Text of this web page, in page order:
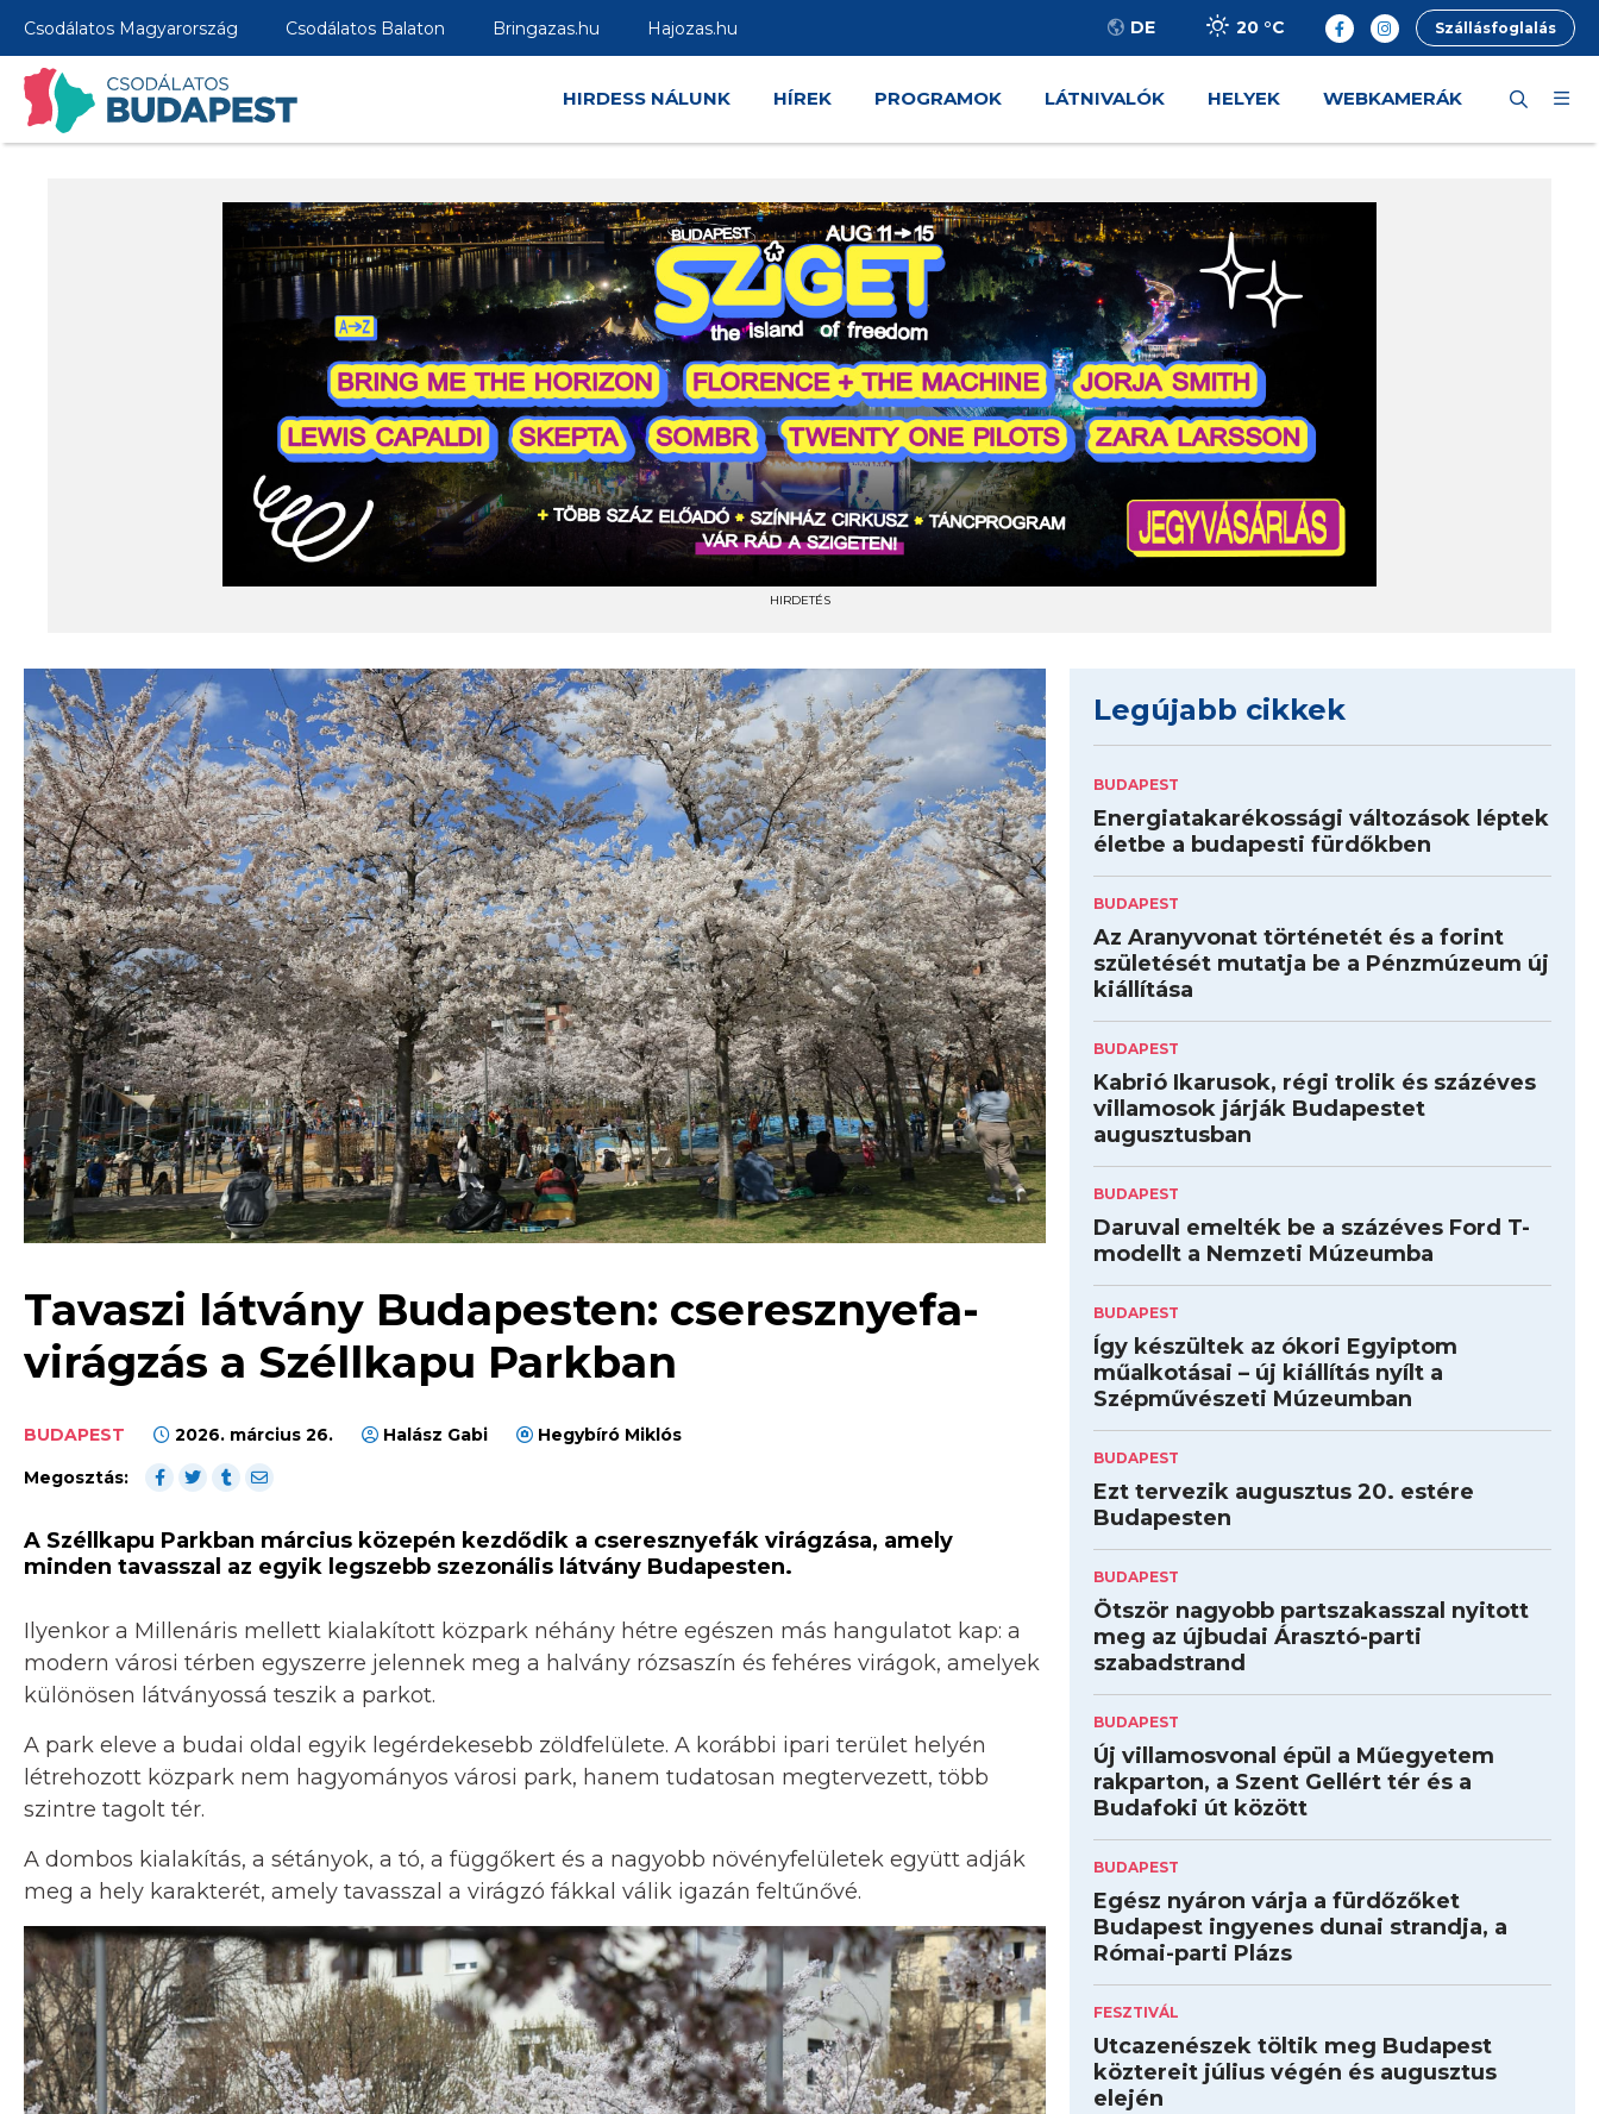
Csodálatos Magyarország Csodálatos Balaton Bringazas.hu Hajozas.hu DE 20 °C Szállásfoglalás
HIRDESS NÁLUNK HÍREK PROGRAMOK LÁTNIVALÓK HELYEK WEBKAMERÁK
HIRDETÉS
Tavaszi látvány Budapesten: cseresznyefa-
virágzás a Széllkapu Parkban
BUDAPEST 2026. március 26. Halász Gabi
Hegybíró Miklós
Megosztás:
A Széllkapu Parkban március közepén kezdődik a cseresznyefák virágzása, amely
minden tavasszal az egyik legszebb szezonális látvány Budapesten.
Ilyenkor a Millenáris mellett kialakított közpark néhány hétre egészen más hangulatot kap: a
modern városi térben egyszerre jelennek meg a halvány rózsaszín és fehéres virágok, amelyek
különösen látványossá teszik a parkot.
A park eleve a budai oldal egyik legérdekesebb zöldfelülete. A korábbi ipari terület helyén
létrehozott közpark nem hagyományos városi park, hanem tudatosan megtervezett, több
szintre tagolt tér.
A dombos kialakítás, a sétányok, a tó, a függőkert és a nagyobb növényfelületek együtt adják
meg a hely karakterét, amely tavasszal a virágzó fákkal válik igazán feltűnővé.
Legújabb cikkek
BUDAPEST
Energiatakarékossági változások léptek
életbe a budapesti fürdőkben
BUDAPEST
Az Aranyvonat történetét és a forint
születését mutatja be a Pénzmúzeum új
kiállítása
BUDAPEST
Kabrió Ikarusok, régi trolik és százéves
villamosok járják Budapestet
augusztusban
BUDAPEST
Daruval emelték be a százéves Ford T-
modellt a Nemzeti Múzeumba
BUDAPEST
Így készültek az ókori Egyiptom
műalkotásai – új kiállítás nyílt a
Szépművészeti Múzeumban
BUDAPEST
Ezt tervezik augusztus 20. estére
Budapesten
BUDAPEST
Ötször nagyobb partszakasszal nyitott
meg az újbudai Árasztó-parti
szabadstrand
BUDAPEST
Új villamosvonal épül a Műegyetem
rakparton, a Szent Gellért tér és a
Budafoki út között
BUDAPEST
Egész nyáron várja a fürdőzőket
Budapest ingyenes dunai strandja, a
Római-parti Plázs
FESZTIVÁL
Utcazenészek töltik meg Budapest
köztereit július végén és augusztus
elején